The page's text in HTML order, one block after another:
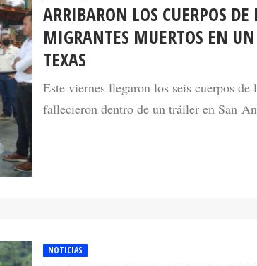
ARRIBARON LOS CUERPOS DE
MIGRANTES MUERTOS EN
TEXAS
Este viernes llegaron los seis cuerpos de
fallecieron dentro de un tráiler en San
NOTICIAS